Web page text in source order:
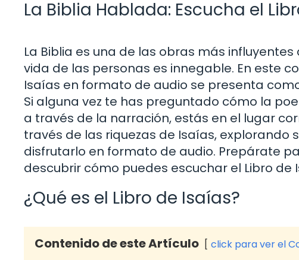
La Biblia Hablada: Escucha el
La Biblia es una de las obras más
vida de las personas es innegable. En este
Isaías en formato de audio se presenta
Si alguna vez te has preguntado cómo la
a través de la narración, estás en el lugar
través de las riquezas de Isaías, explorando
disfrutarlo en formato de audio. Prepárate
descubrir cómo puedes escuchar el Libro de
¿Qué es el Libro de Isaías?
Contenido de este Artículo click para ver el